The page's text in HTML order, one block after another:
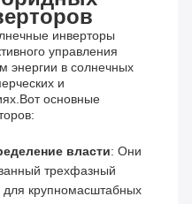
инверторы
управления
энергии в солнечных
и
основные
власти: Они
трехфазный
крупномасштабных